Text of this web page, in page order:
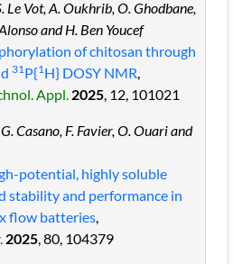
Le Vot, A. Oukhrib, O. Ghodbane,
and H. Ben Youcef
of chitosan through
31P{1H} DOSY NMR,
Appl.2025, 12, 101021
Casano, F. Favier, O. Ouari and
potential, highly soluble
stability and performance in
flow batteries,
2025, 80, 104379